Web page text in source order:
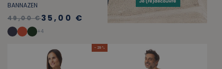
BANNAZEN
49,00 €35,00 €
+4
- 29 %